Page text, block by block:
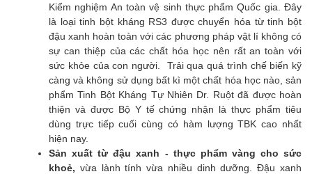
Kiểm nghiệm An toàn vệ sinh thực phẩm Quốc gia. Đây
là loại tinh bột kháng RS3 được chuyển hóa từ tinh bột
đậu xanh hoàn toàn với các phương pháp vật lí không có
sự can thiệp của các chất hóa học nên rất an toàn với
sức khỏe của con người. Trải qua quá trình chế biến kỹ
càng và không sử dụng bất kì một chất hóa học nào, sản
phẩm Tinh Bột Kháng Tự Nhiên Dr. Ruột đã được hoàn
thiện và được Bộ Y tế chứng nhận là thực phẩm tiêu
dùng trực tiếp cuối cùng có hàm lượng TBK cao nhất
hiện nay.
Sản xuất từ đậu xanh - thực phẩm vàng cho sức
khoẻ, vừa lành tính vừa nhiều dinh dưỡng. Đậu xanh